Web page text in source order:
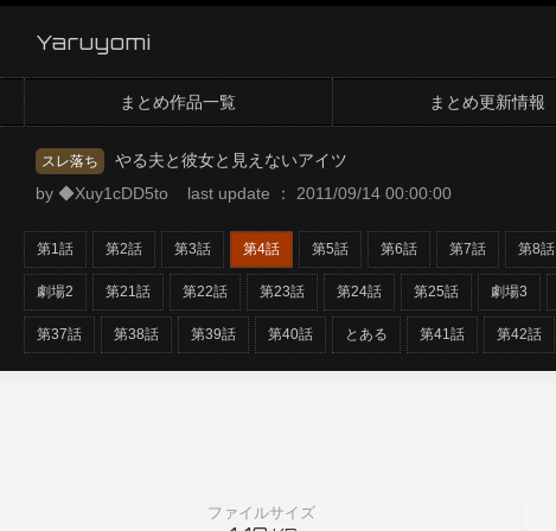
Yaruyomi
まとめ作品一覧 まとめ更新情報
スレ落ち
やる夫と彼女と見えないアイツ
by ◆Xuy1cDD5to last update ： 2011/09/14 00:00:00
第1話 第2話 第3話 第4話 第5話 第6話 第7話 第8話
劇場2 第21話 第22話 第23話 第24話 第25話 劇場3
第37話 第38話 第39話 第40話 とある 第41話 第42話
ファイルサイズ